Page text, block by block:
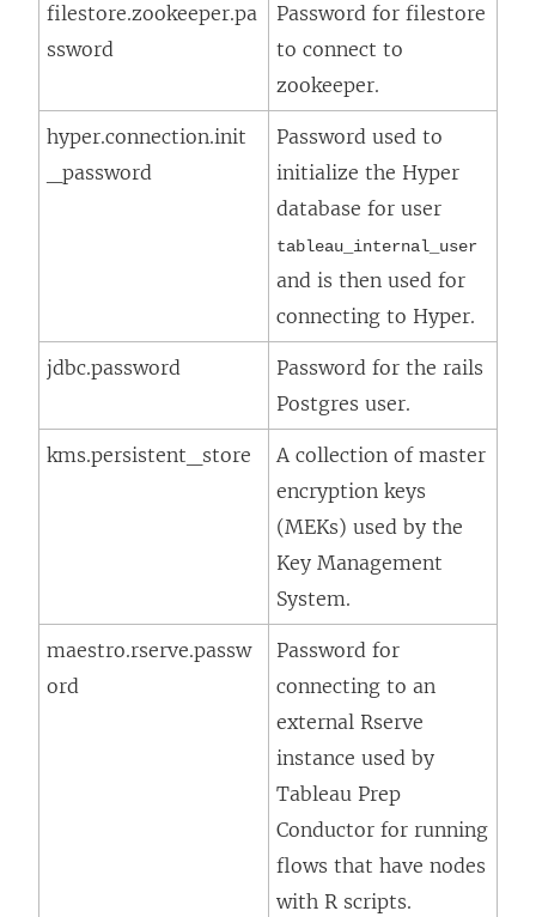
filestore.zookeeper.pa
ssword
Password for filestore
to connect to
zookeeper.
hyper.connection.init
_password
Password used to
initialize the Hyper
database for user
tableau_internal_user
and is then used for
connecting to Hyper.
jdbc.password
Password for the rails
Postgres user.
kms.persistent_store
A collection of master
encryption keys
(MEKs) used by the
Key Management
System.
maestro.rserve.passw
ord
Password for
connecting to an
external Rserve
instance used by
Tableau Prep
Conductor for running
flows that have nodes
with R scripts.